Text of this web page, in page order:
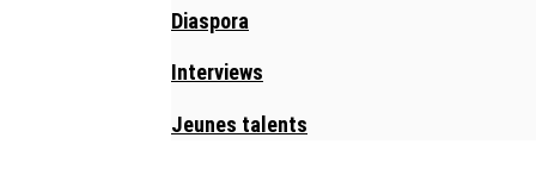
Diaspora
Interviews
Jeunes talents